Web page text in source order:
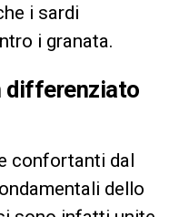
i sardi
i granata.
differenziato
confortanti dal
dello